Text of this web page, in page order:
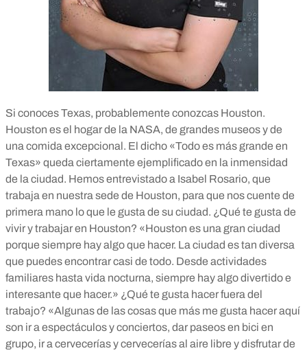
Si conoces Texas, probablemente conozcas Houston.
Houston es el hogar de la NASA, de grandes museos y de
una comida excepcional. El dicho «Todo es más grande en
Texas» queda ciertamente ejemplificado en la inmensidad
de la ciudad. Hemos entrevistado a Isabel Rosario, que
trabaja en nuestra sede de Houston, para que nos cuente de
primera mano lo que le gusta de su ciudad. ¿Qué te gusta de
vivir y trabajar en Houston? «Houston es una gran ciudad
porque siempre hay algo que hacer. La ciudad es tan diversa
que puedes encontrar casi de todo. Desde actividades
familiares hasta vida nocturna, siempre hay algo divertido e
interesante que hacer.» ¿Qué te gusta hacer fuera del
trabajo? «Algunas de las cosas que más me gusta hacer aquí
son ir a espectáculos y conciertos, dar paseos en bici en
grupo, ir a cervecerías y cervecerías al aire libre y disfrutar de